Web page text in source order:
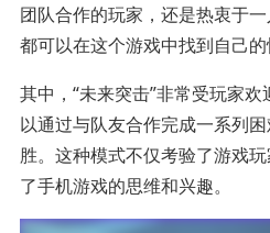
团队合作的玩家，还是热衷于
都可以在这个游戏中找到自己的
其中，“未来突击”非常受玩家
以通过与队友合作完成一系列
胜。这种模式不仅考验了游戏
了手机游戏的思维和兴趣。